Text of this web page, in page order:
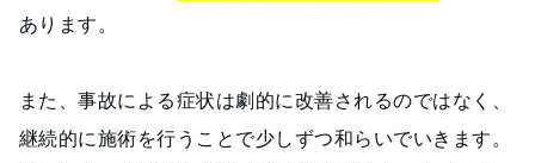
あります。
また、事故による症状は劇的に改善されるのではなく、
継続的に施術を行うことで少しずつ和らいでいきます。